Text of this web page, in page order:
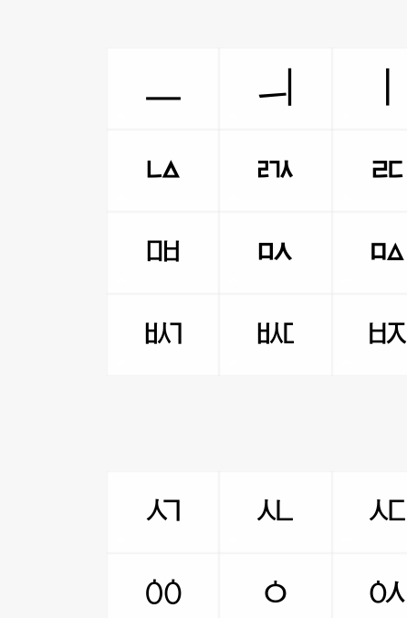
ㅡ ㅢ
ㅨ
ㅩ ㅪ
ㅮ
ㅯ ㅰ
ㅴ
ㅵ ㅶ
ㅺ ㅻ ㅼ
ㆀ
ㆁ ㆂ